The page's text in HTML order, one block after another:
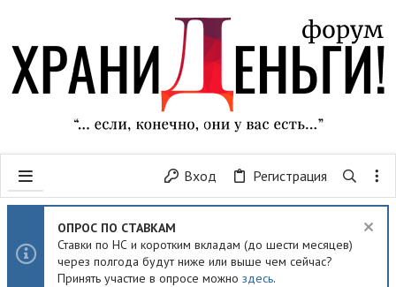
Вход Регистрация
ОПРОС ПО СТАВКАМ
Ставки по НС и коротким вкладам (до шести месяцев)
через полгода будут ниже или выше чем сейчас?
Принять участие в опросе можно здесь.